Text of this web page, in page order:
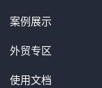
案例展示
外贸专区
使用文档